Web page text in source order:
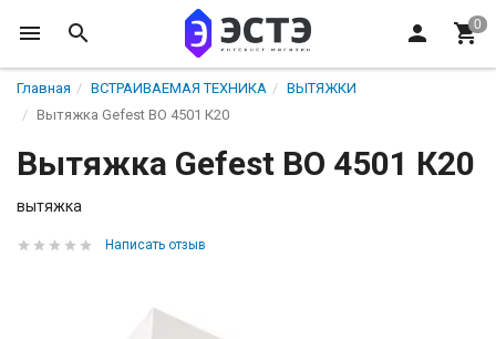
Главная ВСТРАИВАЕМАЯ ТЕХНИКА
ВЫТЯЖКИ
Вытяжка Gefest ВО 4501 К20
Вытяжка Gefest ВО 4501 К20
вытяжка
Написать отзыв